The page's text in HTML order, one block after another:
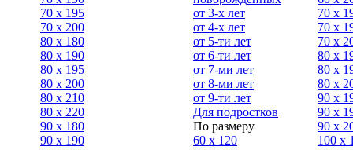
70 х 195
70 х 200
80 х 180
80 х 190
80 х 195
80 х 200
80 x 210
80 x 220
90 x 180
90 х 190
от 3-х лет
от 4-х лет
от 5-ти лет
от 6-ти лет
от 7-ми лет
от 8-ми лет
от 9-ти лет
Для подростков
По размеру
60 х 120
70 x
70 х
70 x
80 x
80 x
80 x
90 x
90 x
90 x
100 x